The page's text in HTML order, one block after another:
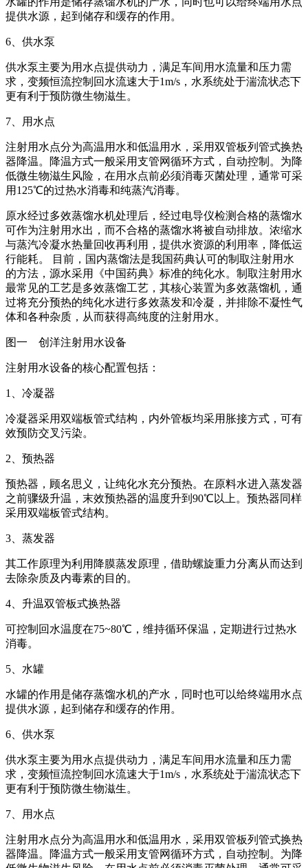
提供水源，起到储存和缓存的作用。
6、供水泵
供水泵主要为用水点提供动力，满足车间用水流量和压力需
求，变频恒流控制回水流速大于1m/s，水系统处于湍流状态下
更有利于预防微生物滋生。
7、用水点
注射用水点分为高温用水和低温用水，采用双管板列管式换热
器降温。降温方式一般采用支管网循环方式，自动控制。为降
低微生物滋生风险，在用水点前必须消毒灭菌处理，通常可采
用125℃的过热水消毒和纯蒸汽消毒。
原水经过多效蒸馏水机处理后，经过电导仪检测合格的蒸馏水
可作为注射用水出，而不合格的蒸馏水将被自动排放。浓缩水
与蒸汽冷凝水热量回收再利用，提供水资源的利用率，降低运
行能耗。 目前，国内蒸馏法是我国药典认可的制取注射用水
的方法，源水采用《中国药典》标准的纯化水。制取注射用水
最常见的工艺是多效蒸馏工艺，其核心装置为多效蒸馏机，通
过将充分预热的纯化水进行多效蒸发和冷凝，并排除不凝性气
体和各种杂质，从而获得高纯度的注射用水。
图一 创洋注射用水设备
注射用水设备的核心配置包括：
1、冷凝器
冷凝器采用双端板管式结构，内外管板均采用胀接方式，可有
效预防交叉污染。
2、预热器
预热器，顾名思义，让纯化水充分预热。在原料水进入蒸发器
之前骤级升温，末效预热器的温度升到90℃以上。预热器同样
采用双端板管式结构。
3、蒸发器
其工作原理为利用降膜蒸发原理，借助螺旋重力分离从而达到
去除杂质及内毒素的目的。
4、升温双管板式换热器
可控制回水温度在75~80℃，维持循环保温，定期进行过热水
消毒。
5、水罐
水罐的作用是储存蒸馏水机的产水，同时也可以给终端用水点
提供水源，起到储存和缓存的作用。
6、供水泵
供水泵主要为用水点提供动力，满足车间用水流量和压力需
求，变频恒流控制回水流速大于1m/s，水系统处于湍流状态下
更有利于预防微生物滋生。
7、用水点
注射用水点分为高温用水和低温用水，采用双管板列管式换热
器降温。降温方式一般采用支管网循环方式，自动控制。为降